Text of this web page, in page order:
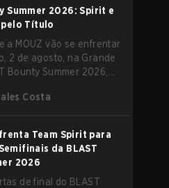
e uma varrida limpa de
Summer 2026: Spirit e
pelo Título
a MOUZ vão se enfrentar
2 de agosto, na Grande
Bounty Summer 2026,
várias surpresas pelo
Costa
Team Spirit para
da BLAST
2026
de final do BLAST